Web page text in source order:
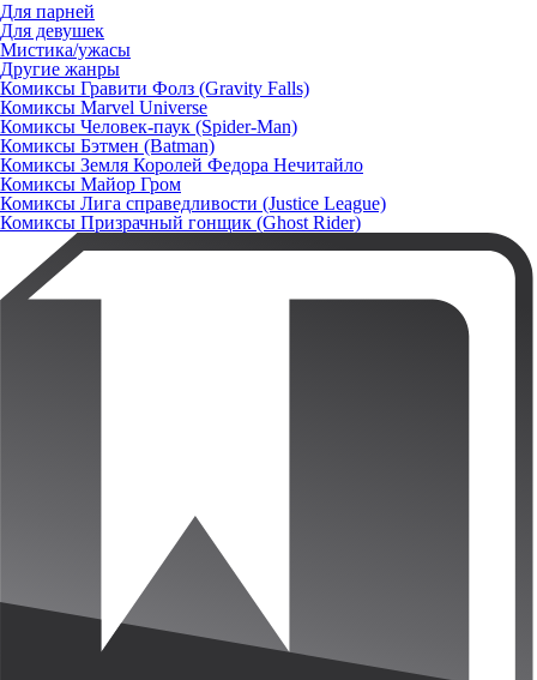
Для парней
Для девушек
Мистика/ужасы
Другие жанры
Комиксы Гравити Фолз (Gravity Falls)
Комиксы Marvel Universe
Комиксы Человек-паук (Spider-Man)
Комиксы Бэтмен (Batman)
Комиксы Земля Королей Федора Нечитайло
Комиксы Майор Гром
Комиксы Лига справедливости (Justice League)
Комиксы Призрачный гонщик (Ghost Rider)